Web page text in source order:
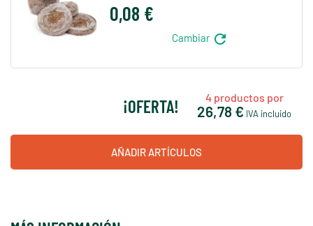
0,08 €
Cambiar refresh
¡OFERTA! 4productos por
26,78 € IVA incluido
AÑADIR ARTÍCULOS